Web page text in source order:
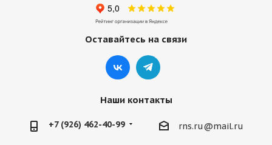
Оставайтесь на связи
Наши контакты
+7 (926) 462-40-99 rns.ru@mail.ru